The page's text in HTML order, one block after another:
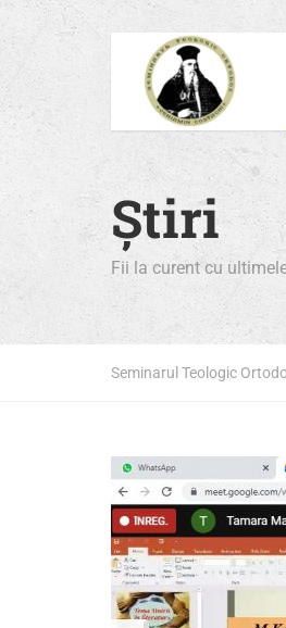
Știri
Fii la curent cu
Seminarul Teologic